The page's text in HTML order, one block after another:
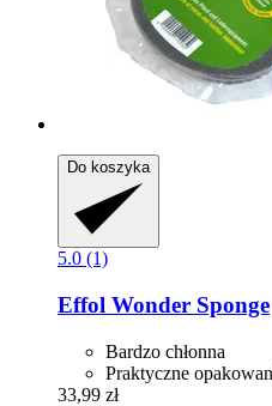
Do koszyka
5.0 (1)
Effol Wonder Sponge
Bardzo chłonna
Praktyczne
33,99 zł